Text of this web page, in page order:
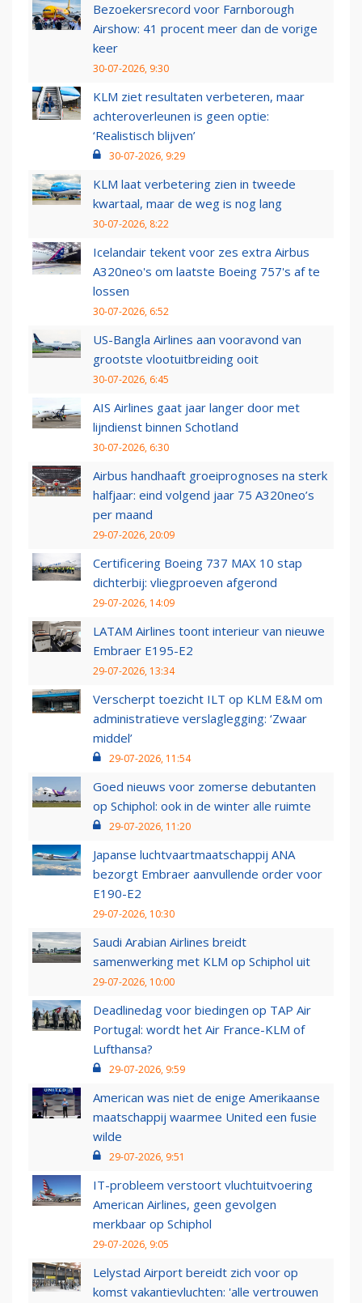
Bezoekersrecord voor Farnborough
Airshow: 41 procent meer dan de vorige
keer
30-07-2026, 9:30
KLM ziet resultaten verbeteren, maar
achteroverleunen is geen optie:
‘Realistisch blijven’
30-07-2026, 9:29
KLM laat verbetering zien in tweede
kwartaal, maar de weg is nog lang
30-07-2026, 8:22
Icelandair tekent voor zes extra Airbus
A320neo's om laatste Boeing 757's af te
lossen
30-07-2026, 6:52
US-Bangla Airlines aan vooravond van
grootste vlootuitbreiding ooit
30-07-2026, 6:45
AIS Airlines gaat jaar langer door met
lijndienst binnen Schotland
30-07-2026, 6:30
Airbus handhaaft groeiprognoses na sterk
halfjaar: eind volgend jaar 75 A320neo’s
per maand
29-07-2026, 20:09
Certificering Boeing 737 MAX 10 stap
dichterbij: vliegproeven afgerond
29-07-2026, 14:09
LATAM Airlines toont interieur van nieuwe
Embraer E195-E2
29-07-2026, 13:34
Verscherpt toezicht ILT op KLM E&M om
administratieve verslaglegging: ‘Zwaar
middel’
29-07-2026, 11:54
Goed nieuws voor zomerse debutanten
op Schiphol: ook in de winter alle ruimte
29-07-2026, 11:20
Japanse luchtvaartmaatschappij ANA
bezorgt Embraer aanvullende order voor
E190-E2
29-07-2026, 10:30
Saudi Arabian Airlines breidt
samenwerking met KLM op Schiphol uit
29-07-2026, 10:00
Deadlinedag voor biedingen op TAP Air
Portugal: wordt het Air France-KLM of
Lufthansa?
29-07-2026, 9:59
American was niet de enige Amerikaanse
maatschappij waarmee United een fusie
wilde
29-07-2026, 9:51
IT-probleem verstoort vluchtuitvoering
American Airlines, geen gevolgen
merkbaar op Schiphol
29-07-2026, 9:05
Lelystad Airport bereidt zich voor op
komst vakantievluchten: 'alle vertrouwen